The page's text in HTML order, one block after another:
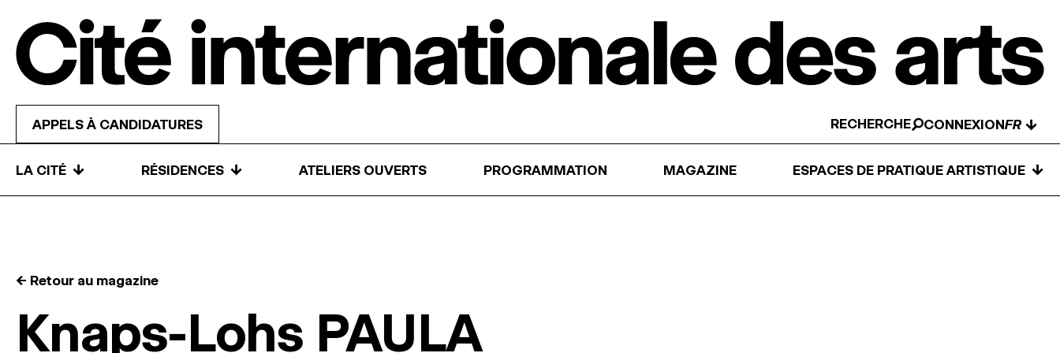
APPELS À CANDIDATURES RECHERCHE CONNEXION ↓
LA CITÉ ↓ RÉSIDENCES ↓ ATELIERS OUVERTS PROGRAMMATION MAGAZINE ESPACES DE PRATIQUE ARTISTIQUE ↓
← Retour au magazine
Knaps-Lohs PAULA